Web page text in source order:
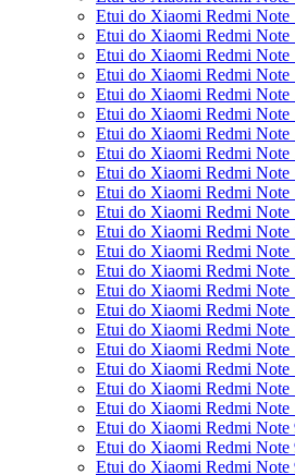
Etui do Xiaomi Redmi Note
Etui do Xiaomi Redmi Note
Etui do Xiaomi Redmi Note
Etui do Xiaomi Redmi Note
Etui do Xiaomi Redmi Note
Etui do Xiaomi Redmi Note
Etui do Xiaomi Redmi Note
Etui do Xiaomi Redmi Note
Etui do Xiaomi Redmi Note
Etui do Xiaomi Redmi Note
Etui do Xiaomi Redmi Note
Etui do Xiaomi Redmi Note
Etui do Xiaomi Redmi Note
Etui do Xiaomi Redmi Note
Etui do Xiaomi Redmi Note
Etui do Xiaomi Redmi Note
Etui do Xiaomi Redmi Note
Etui do Xiaomi Redmi Note
Etui do Xiaomi Redmi Note
Etui do Xiaomi Redmi Note
Etui do Xiaomi Redmi Note
Etui do Xiaomi Redmi Note
Etui do Xiaomi Redmi Note
Etui do Xiaomi Redmi Note